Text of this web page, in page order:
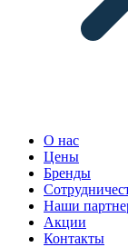
О нас
Цены
Бренды
Наши
Акции
Контакты